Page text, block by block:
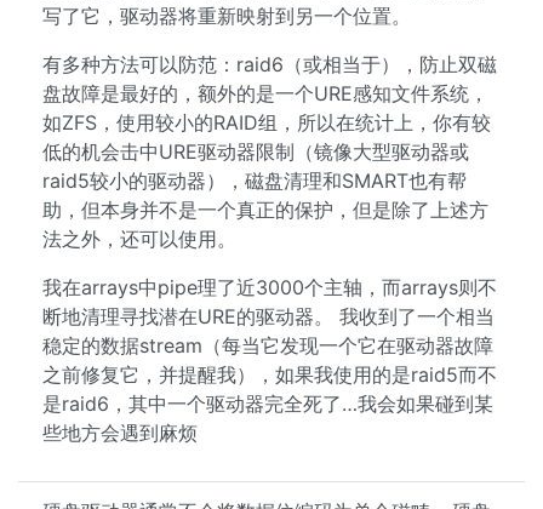
写了它，驱动器将重新映射到另一个位置。
有多种方法可以防范：raid6（或相当于），防止双磁
盘故障是最好的，额外的是一个URE感知文件系统，
如ZFS，使用较小的RAID组，所以在统计上，你有较
低的机会击中URE驱动器限制（镜像大型驱动器或
raid5较小的驱动器），磁盘清理和SMART也有帮
助，但本身并不是一个真正的保护，但是除了上述方
法之外，还可以使用。
我在arrays中pipe理了近3000个主轴，而arrays则不
断地清理寻找潜在URE的驱动器。 我收到了一个相当
稳定的数据stream（每当它发现一个它在驱动器故障
之前修复它，并提醒我），如果我使用的是raid5而不
是raid6，其中一个驱动器完全死了…我会如果碰到某
些地方会遇到麻烦